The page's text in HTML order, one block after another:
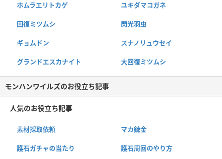
ホムラエリトカゲ ユキダマコガネ
回復ミツムシ 閃光羽虫
ギョムドン スナノリュウセイ
グランドエスカナイト 大回復ミツムシ
モンハンワイルズのお役立ち記事
人気のお役立ち記事
素材採取依頼 マカ錬金
護石ガチャの当たり 護石周回のやり方